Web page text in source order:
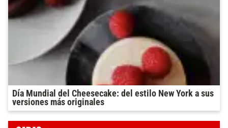
Día Mundial del Cheesecake: del estilo New York a sus
versiones más originales